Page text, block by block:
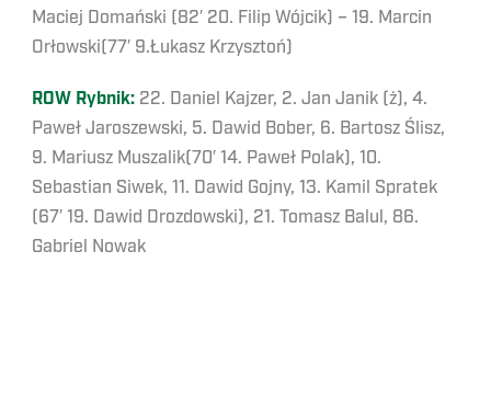
Maciej Domański (82′ 20. Filip Wójcik) – 19. Marcin
Orłowski(77′ 9.Łukasz Krzysztoń)
ROW Rybnik: 22. Daniel Kajzer, 2. Jan Janik (ż), 4.
Paweł Jaroszewski, 5. Dawid Bober, 6. Bartosz Ślisz,
9. Mariusz Muszalik(70′ 14. Paweł Polak), 10.
Sebastian Siwek, 11. Dawid Gojny, 13. Kamil Spratek
(67′ 19. Dawid Drozdowski), 21. Tomasz Balul, 86.
Gabriel Nowak